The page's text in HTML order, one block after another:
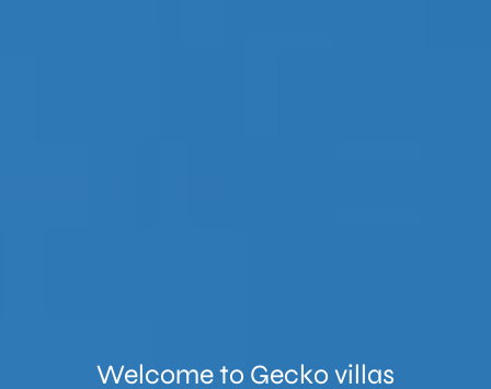
Welcome to Gecko villas